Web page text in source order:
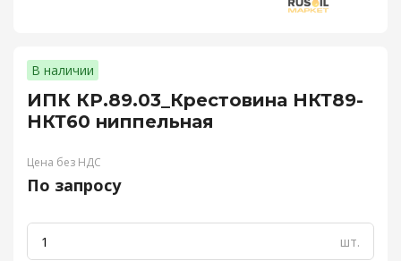
В наличии
ИПК КР.89.03_Крестовина НКТ89-
НКТ60 ниппельная
Цена без НДС
По запросу
шт.